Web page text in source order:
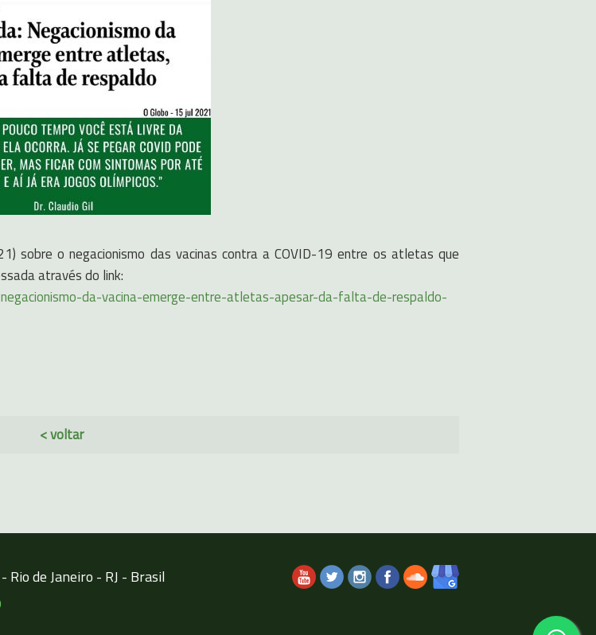
sobre o negacionismo das vacinas contra a COVID-19 entre os atletas que
através do link:
da-vacina-emerge-entre-atletas-apesar-da-falta-de-respaldo-
< voltar
Rio de Janeiro - RJ - Brasil